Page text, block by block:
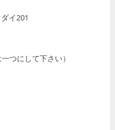
イ201
つにして下さい）